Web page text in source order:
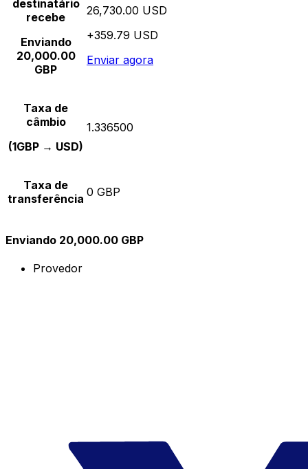
destinatário
recebe
Enviando
20,000.00
GBP
26,730.00 USD
+359.79 USD
Enviar agora
Taxa de
câmbio
(1GBP → USD)
1.336500
Taxa de
transferência 0 GBP
Enviando 20,000.00 GBP
Provedor